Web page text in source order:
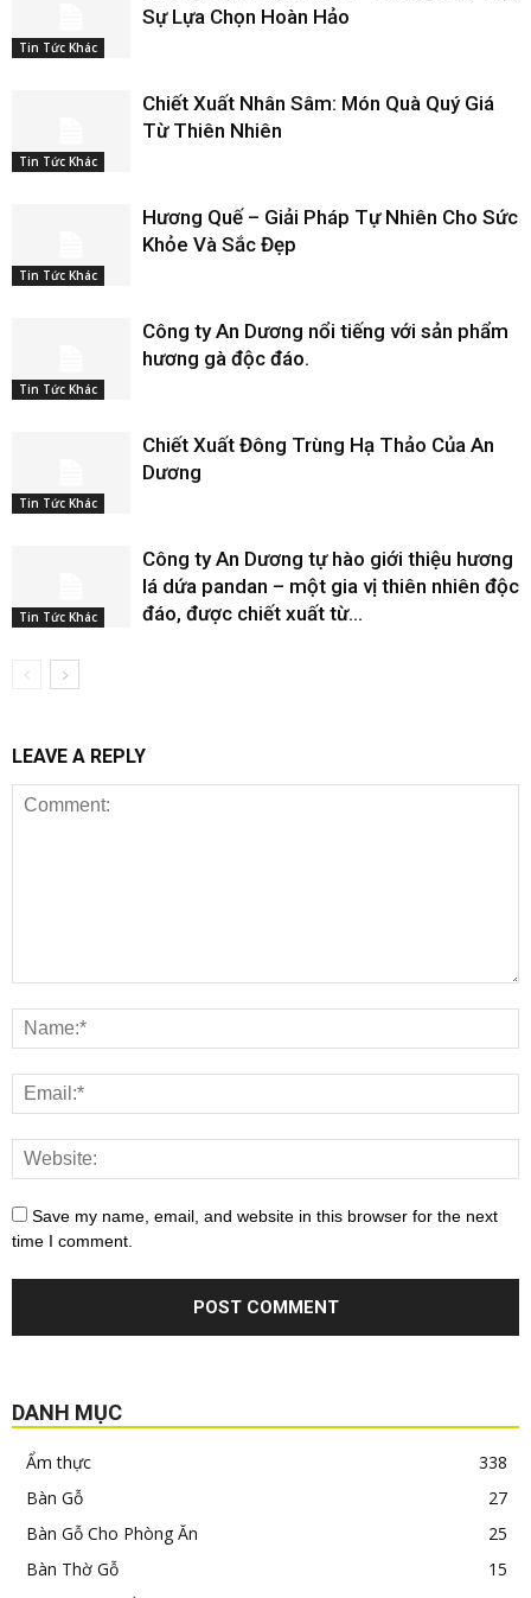
Tin Tức Khác
Sự Lựa Chọn Hoàn Hảo
Tin Tức Khác
Chiết Xuất Nhân Sâm: Món Quà Quý Giá
Từ Thiên Nhiên
Tin Tức Khác
Hương Quế – Giải Pháp Tự Nhiên Cho Sức
Khỏe Và Sắc Đẹp
Tin Tức Khác
Công ty An Dương nổi tiếng với sản phẩm
hương gà độc đáo.
Tin Tức Khác
Chiết Xuất Đông Trùng Hạ Thảo Của An
Dương
Tin Tức Khác
Công ty An Dương tự hào giới thiệu hương
lá dứa pandan – một gia vị thiên nhiên độc
đáo, được chiết xuất từ...
LEAVE A REPLY
Save my name, email, and website in this browser for the next
time I comment.
DANH MỤC
Ẩm thực
338
Bàn Gỗ
27
Bàn Gỗ Cho Phòng Ăn
25
Bàn Thờ Gỗ
15